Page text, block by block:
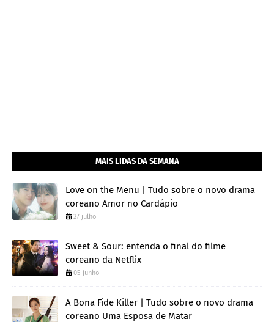
MAIS LIDAS DA SEMANA
Love on the Menu | Tudo sobre o novo drama
coreano Amor no Cardápio
27 julho
Sweet & Sour: entenda o final do filme
coreano da Netflix
05 junho
A Bona Fide Killer | Tudo sobre o novo drama
coreano Uma Esposa de Matar